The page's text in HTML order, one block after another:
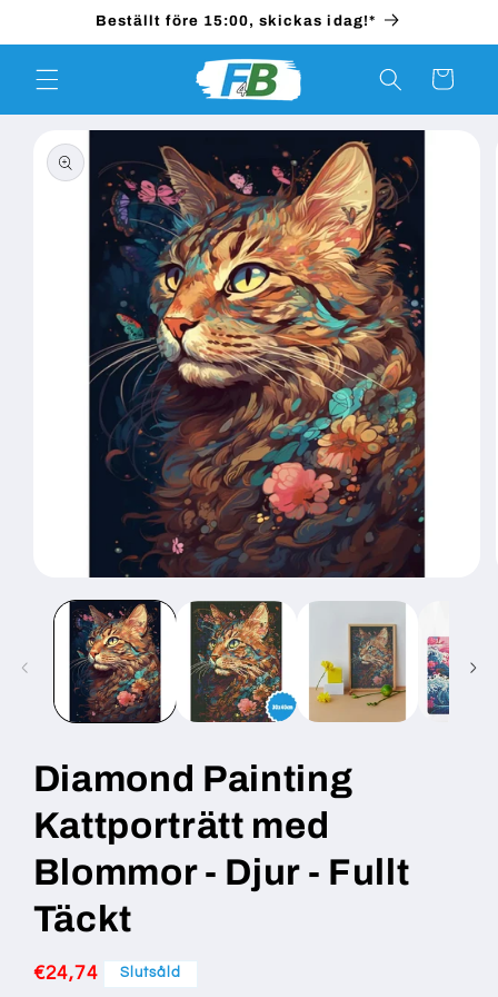
Beställt före 15:00, skickas idag!*
Varukorg
vidare till
mediet
modalfönster
Diamond Painting
Kattporträtt med
Blommor - Djur - Fullt
Täckt
Ordinarie
€24,74 Slutsåld